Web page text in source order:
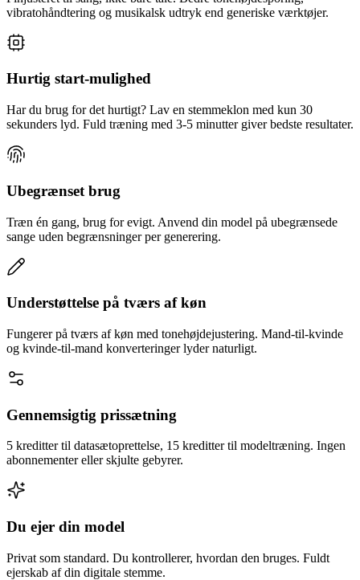
vibratohåndtering og musikalsk udtryk end generiske værktøjer.
Hurtig start-mulighed
Har du brug for det hurtigt? Lav en stemmeklon med kun 30
sekunders lyd. Fuld træning med 3-5 minutter giver bedste resultater.
Ubegrænset brug
Træn én gang, brug for evigt. Anvend din model på ubegrænsede
sange uden begrænsninger per generering.
Understøttelse på tværs af køn
Fungerer på tværs af køn med tonehøjdejustering. Mand-til-kvinde
og kvinde-til-mand konverteringer lyder naturligt.
Gennemsigtig prissætning
5 kreditter til datasætoprettelse, 15 kreditter til modeltræning. Ingen
abonnementer eller skjulte gebyrer.
Du ejer din model
Privat som standard. Du kontrollerer, hvordan den bruges. Fuldt
ejerskab af din digitale stemme.